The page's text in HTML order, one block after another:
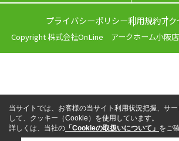
プライバシーポリシー利用規約ア
Copyright 株式会社OnLine アークホーム小阪
当サイトでは、お客様の当サイト利用状況把握、サ
して、クッキー（Cookie）を使用しています。
詳しくは、当社の 「Cookieの取扱いについて」 をご